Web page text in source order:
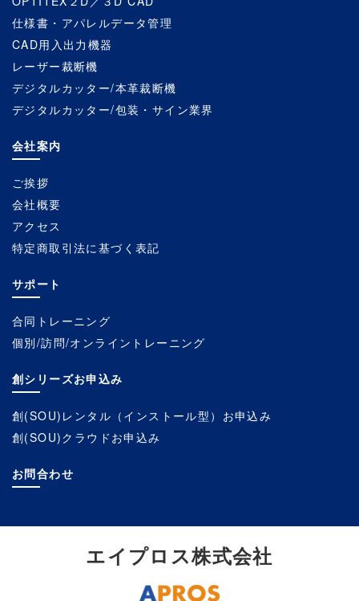
仕様書・アパレルデータ管理
CAD用入出力機器
レーザー裁断機
デジタルカッター/本革裁断機
デジタルカッター/包装・サイン業界
会社案内
ご挨拶
会社概要
アクセス
特定商取引法に基づく表記
サポート
合同トレーニング
個別/訪問/オンライントレーニング
創シリーズお申込み
創(SOU)レンタル（インストール型）お申込み
創(SOU)クラウドお申込み
お問合わせ
エイプロス株式会社